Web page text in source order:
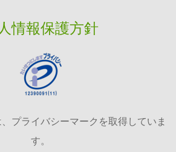
情報保護方針
プライバシーマークを取得していま
す。